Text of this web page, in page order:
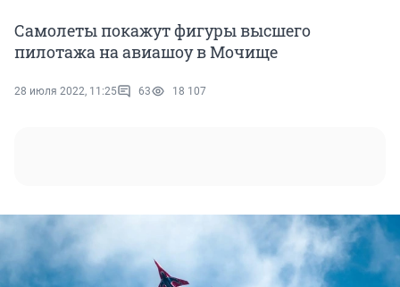
Самолеты покажут фигуры высшего
пилотажа на авиашоу в Мочище
28 июля 2022, 11:25 63 18 107